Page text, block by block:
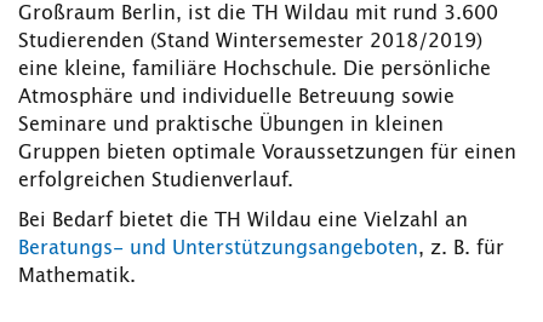
Großraum Berlin, ist die TH Wildau mit rund 3.600
Studierenden (Stand Wintersemester 2018/2019)
eine kleine, familiäre Hochschule. Die persönliche
Atmosphäre und individuelle Betreuung sowie
Seminare und praktische Übungen in kleinen
Gruppen bieten optimale Voraussetzungen für einen
erfolgreichen Studienverlauf.
Bei Bedarf bietet die TH Wildau eine Vielzahl an
Beratungs- und Unterstützungsangeboten, z. B. für
Mathematik.